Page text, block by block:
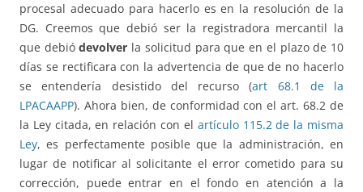
procesal adecuado para hacerlo es en la resolución de la
DG. Creemos que debió ser la registradora mercantil la
que debiódevolver la solicitud para que en el plazo de 10
días se rectificara con la advertencia de que de no hacerlo
se entendería desistido del recurso (art 68.1 de la
LPACAAPP). Ahora bien, de conformidad con el art. 68.2 de
la Ley citada, en relación con el artículo 115.2 de la misma
Ley, es perfectamente posible que la administración, en
lugar de notificar al solicitante el error cometido para su
corrección, puede entrar en el fondo en atención a la